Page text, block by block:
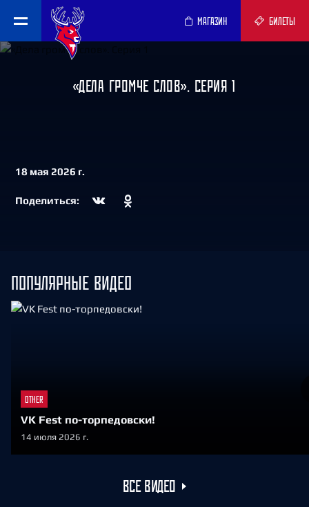
МАГАЗИН БИЛЕТЫ
«ДЕЛА ГРОМЧЕ СЛОВ». СЕРИЯ 1
18 мая 2026 г.
Поделиться:
ПОПУЛЯРНЫЕ ВИДЕО
ВСЕ ВИДЕО
OTHER
VK Fest по-торпедовски!
14 июля 2026 г.